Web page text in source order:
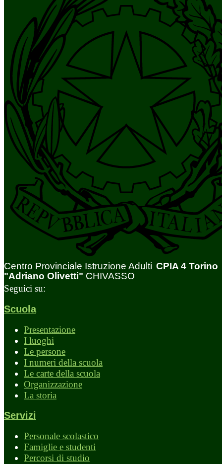
Centro Provinciale Istruzione Adulti CPIA 4 Torino
"Adriano Olivetti" CHIVASSO
Seguici su:
Scuola
Presentazione
I luoghi
Le persone
I numeri della scuola
Le carte della scuola
Organizzazione
La storia
Servizi
Personale scolastico
Famiglie e studenti
Percorsi di studio